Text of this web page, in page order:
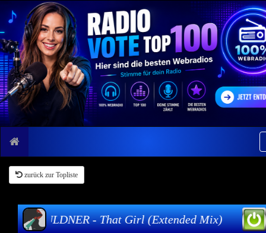
zurück zur Topliste
FULDNER - That Girl (Extended Mix)